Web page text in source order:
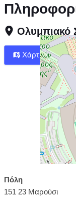
Ολυμπιακό
Χάρτης
Πόλη
151 23 Μαρούσι